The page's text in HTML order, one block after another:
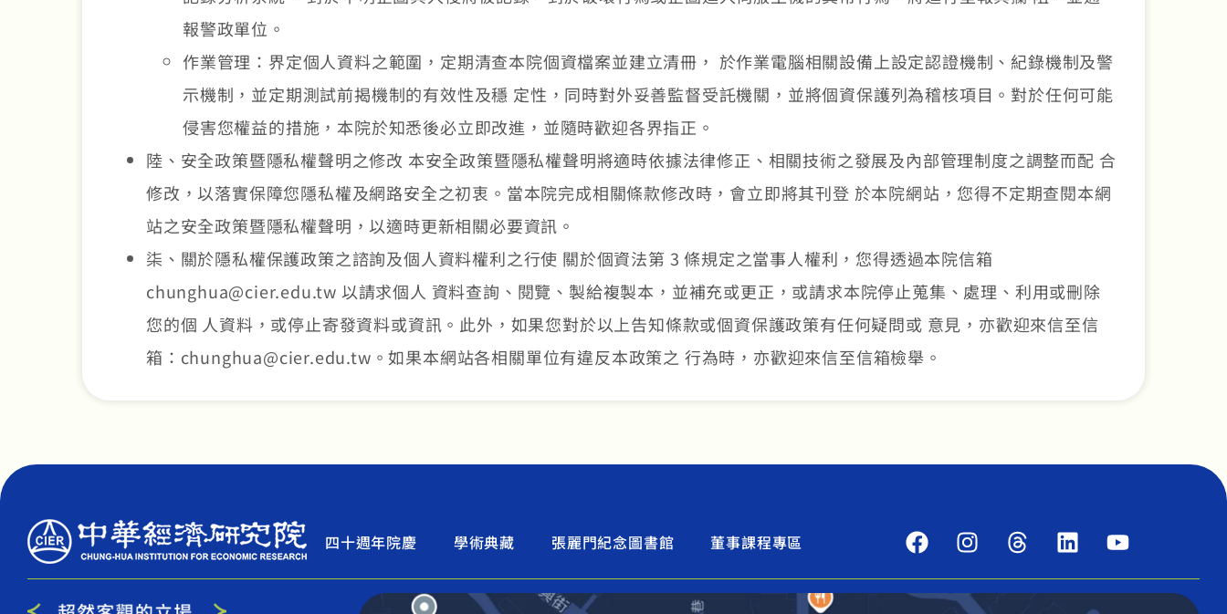
報警政單位。
作業管理：界定個人資料之範圍，定期清查本院個資檔案並建立清冊， 於作業電腦相關設備上設定認證機制、紀錄機制及警
示機制，並定期測試前揭機制的有效性及穩 定性，同時對外妥善監督受託機關，並將個資保護列為稽核項目。對於任何可能
侵害您權益的措施，本院於知悉後必立即改進，並隨時歡迎各界指正。
陸、安全政策暨隱私權聲明之修改 本安全政策暨隱私權聲明將適時依據法律修正、相關技術之發展及內部管理制度之調整而配 合
修改，以落實保障您隱私權及網路安全之初衷。當本院完成相關條款修改時，會立即將其刊登 於本院網站，您得不定期查閱本網
站之安全政策暨隱私權聲明，以適時更新相關必要資訊。
柒、關於隱私權保護政策之諮詢及個人資料權利之行使 關於個資法第 3 條規定之當事人權利，您得透過本院信箱
chunghua@cier.edu.tw 以請求個人 資料查詢、閱覽、製給複製本，並補充或更正，或請求本院停止蒐集、處理、利用或刪除
您的個 人資料，或停止寄發資料或資訊。此外，如果您對於以上告知條款或個資保護政策有任何疑問或 意見，亦歡迎來信至信
箱：chunghua@cier.edu.tw。如果本網站各相關單位有違反本政策之 行為時，亦歡迎來信至信箱檢舉。
四十週年院慶 學術典藏 張麗門紀念圖書館 董事課程專區